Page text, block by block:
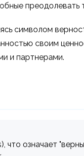
преодолевать
символом
своим
и партнерами.
что означает